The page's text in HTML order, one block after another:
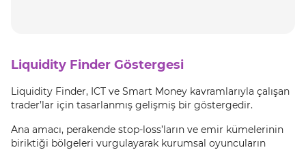
Liquidity Finder Göstergesi
Liquidity Finder, ICT ve Smart Money kavramlarıyla çalışan
trader’lar için tasarlanmış gelişmiş bir göstergedir.
Ana amacı, perakende stop-loss’ların ve emir kümelerinin
biriktiği bölgeleri vurgulayarak kurumsal oyuncuların